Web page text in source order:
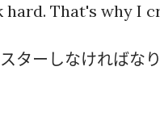
That's why I
ターしなければなり